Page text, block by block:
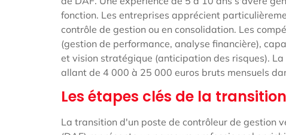
fonction. Les entreprises apprécient
contrôle de gestion ou en consolidation. Les
(gestion de performance, analyse financière),
et vision stratégique (anticipation des risques).
allant de 4 000 à 25 000 euros bruts mensuels
Les étapes clés de la
La transition d'un poste de contrôleur de gestion